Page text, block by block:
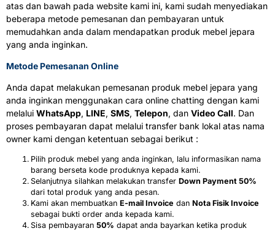
atas dan bawah pada website kami ini, kami sudah menyediakan
beberapa metode pemesanan dan pembayaran untuk
memudahkan anda dalam mendapatkan produk mebel jepara
yang anda inginkan.
Metode Pemesanan Online
Anda dapat melakukan pemesanan produk mebel jepara yang
anda inginkan menggunakan cara online chatting dengan kami
melalui WhatsApp, LINE, SMS, Telepon, dan Video Call. Dan
proses pembayaran dapat melalui transfer bank lokal atas nama
owner kami dengan ketentuan sebagai berikut :
Pilih produk mebel yang anda inginkan, lalu informasikan nama
barang berseta kode produknya kepada kami.
Selanjutnya silahkan melakukan transfer Down Payment 50%
dari total produk yang anda pesan.
Kami akan membuatkan E-mail Invoice dan Nota Fisik Invoice
sebagai bukti order anda kepada kami.
Sisa pembayaran 50% dapat anda bayarkan ketika produk